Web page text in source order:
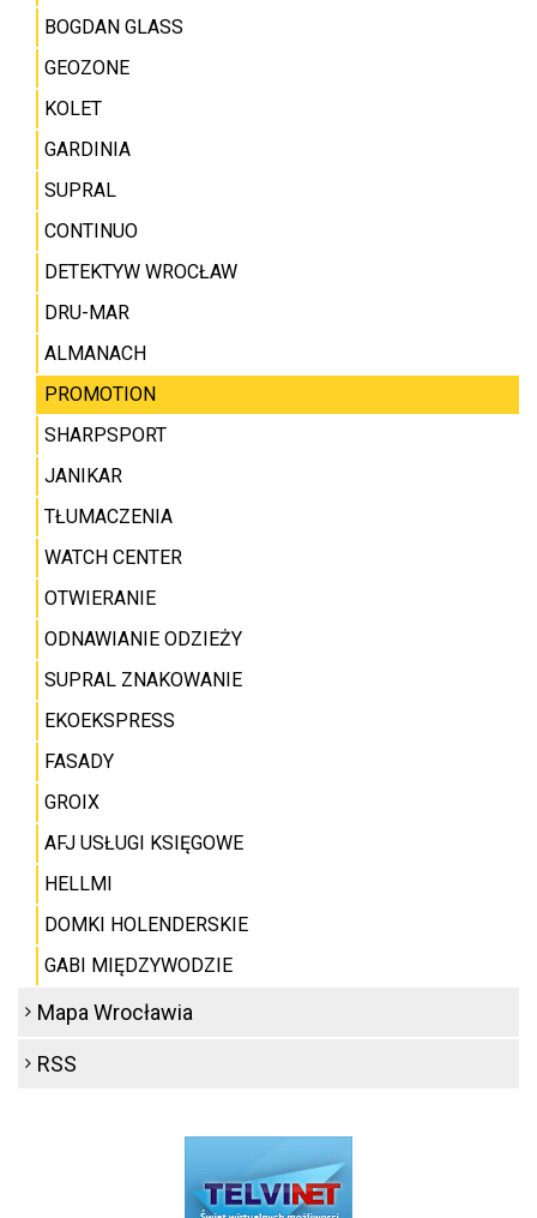
BOGDAN GLASS
GEOZONE
KOLET
GARDINIA
SUPRAL
CONTINUO
DETEKTYW WROCŁAW
DRU-MAR
ALMANACH
PROMOTION
SHARPSPORT
JANIKAR
TŁUMACZENIA
WATCH CENTER
OTWIERANIE
ODNAWIANIE ODZIEŻY
SUPRAL ZNAKOWANIE
EKOEKSPRESS
FASADY
GROIX
AFJ USŁUGI KSIĘGOWE
HELLMI
DOMKI HOLENDERSKIE
GABI MIĘDZYWODZIE
Mapa Wrocławia
RSS